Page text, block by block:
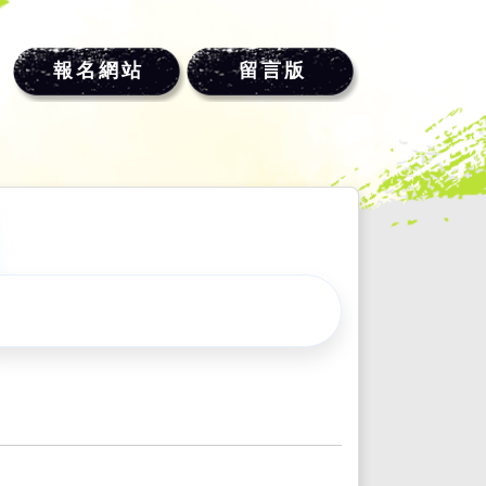
報名網站 留言版